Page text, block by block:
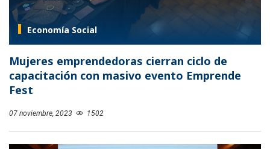
Economía Social
Mujeres emprendedoras cierran ciclo de
capacitación con masivo evento Emprende
Fest
07 noviembre, 2023 1502